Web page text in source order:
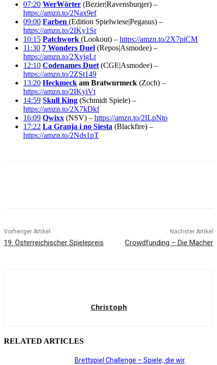
07:20 WerWörter (Bezier|Ravensburger) –
https://amzn.to/2Nax9ef
09:00 Farben (Edition Spielwiese|Pegasus) –
https://amzn.to/2IKy1Sr
10:15 Patchwork (Lookout) – https://amzn.to/2X7piCM
11:30 7 Wonders Duel (Repos|Asmodee) –
https://amzn.to/2XvjgLt
12:10 Codenames Duet (CGE|Asmodee) –
https://amzn.to/2ZSt149
13:20 Heckmeck am Bratwurmeck (Zoch) –
https://amzn.to/2IKyiVt
14:59 Skull King (Schmidt Spiele) –
https://amzn.to/2X7kDkf
16:09 Qwixx (NSV) – https://amzn.to/2ILpNto
17:22 La Granja i no Siesta (Blackfire) –
https://amzn.to/2Nds1pT
Vorheriger Artikel
19. Österreichischer Spielepreis
Nächster Artikel
Crowdfunding – Die Macher
Christoph
RELATED ARTICLES
Brettspiel Challenge – Spiele, die wir